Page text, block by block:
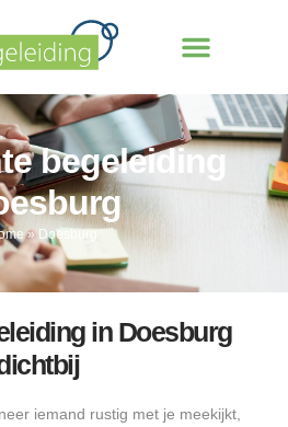
begeleiding
» Doesburg
in Doesburg
iemand rustig met je meekijkt,